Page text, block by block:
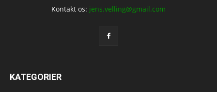
Kontakt os: jens.velling@gmail.com
KATEGORIER